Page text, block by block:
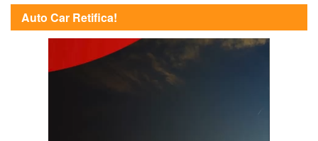
Auto Car Retifica!